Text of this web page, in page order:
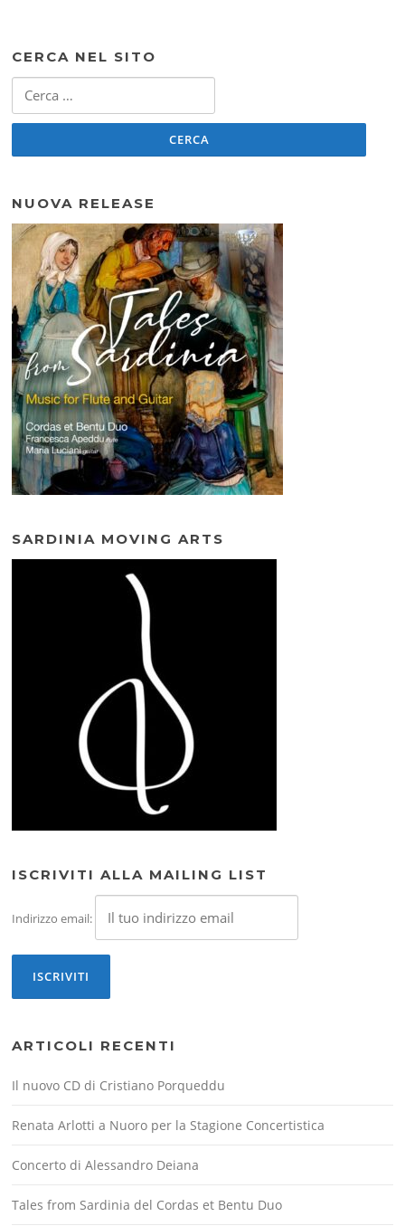
CERCA NEL SITO
per:
NUOVA RELEASE
SARDINIA MOVING ARTS
ISCRIVITI ALLA MAILING LIST
Indirizzo email:
ARTICOLI RECENTI
Il nuovo CD di Cristiano Porqueddu
Renata Arlotti a Nuoro per la Stagione Concertistica
Concerto di Alessandro Deiana
Tales from Sardinia del Cordas et Bentu Duo